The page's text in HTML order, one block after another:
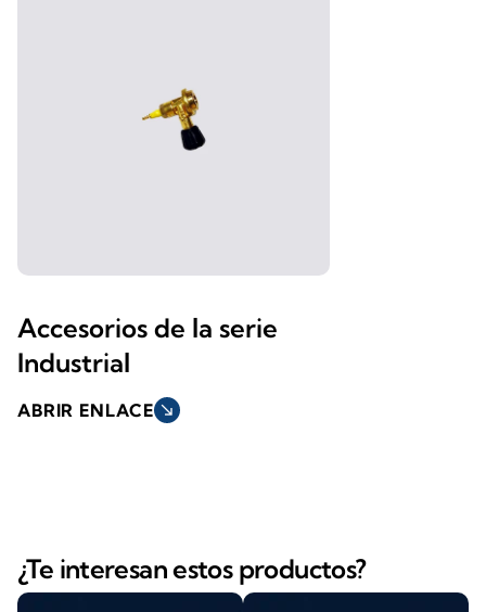
Accesorios de la serie
Industrial
ABRIR ENLACE south_east
¿Te interesan estos productos?